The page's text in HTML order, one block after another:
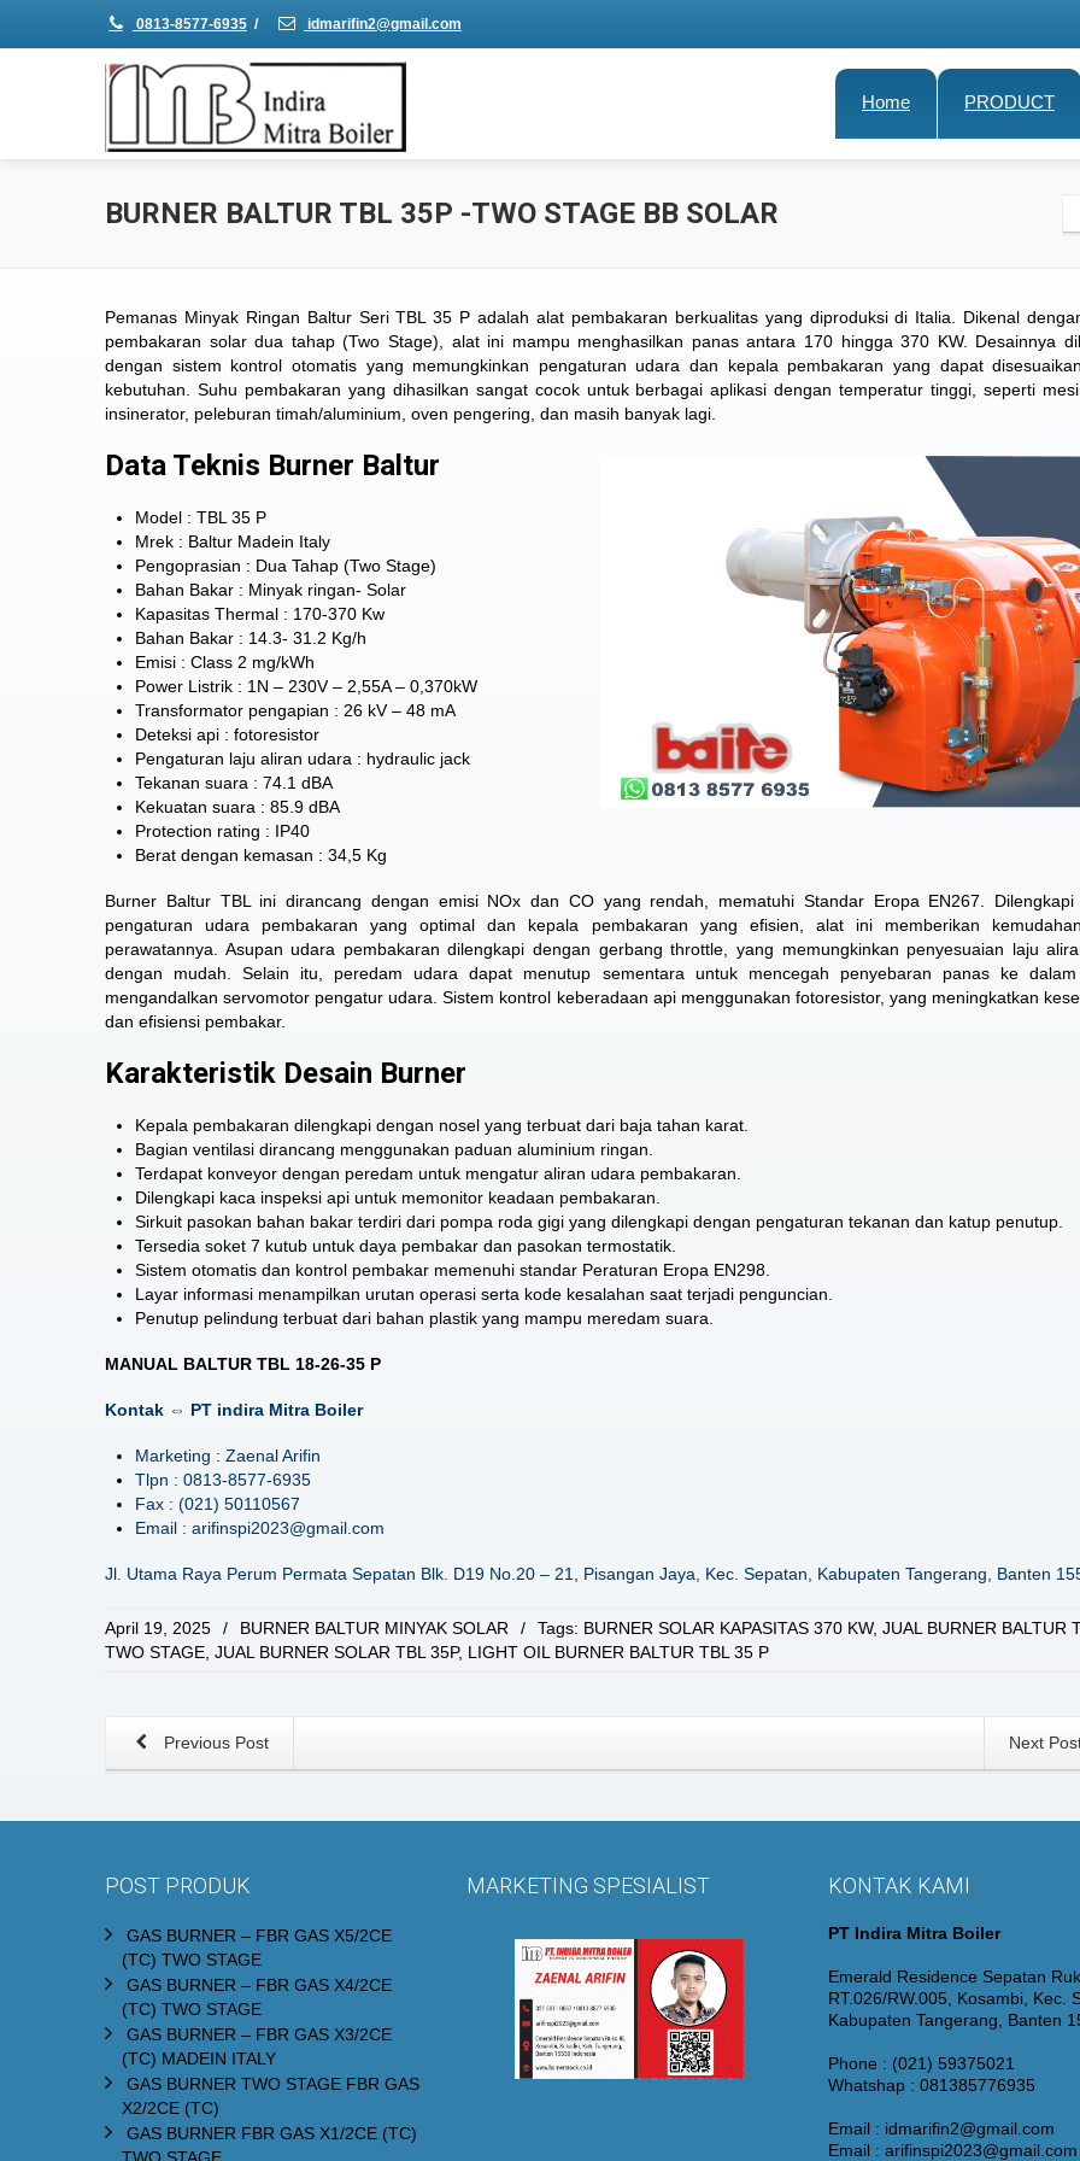
0813-8577-6935 / idmarifin2@gmail.com
Home PRODUCT
BURNER BALTUR TBL 35P -TWO STAGE BB SOLAR
Pemanas Minyak Ringan Baltur Seri TBL 35 P adalah alat pembakaran berkualitas yang diproduksi di Italia. Dikenal
pembakaran solar dua tahap (Two Stage), alat ini mampu menghasilkan panas antara 170 hingga 370 KW. Desainnya
dengan sistem kontrol otomatis yang memungkinkan pengaturan udara dan kepala pembakaran yang dapat
kebutuhan. Suhu pembakaran yang dihasilkan sangat cocok untuk berbagai aplikasi dengan temperatur tinggi, seperti
insinerator, peleburan timah/aluminium, oven pengering, dan masih banyak lagi.
Data Teknis Burner Baltur
Model : TBL 35 P
Mrek : Baltur Madein Italy
Pengoprasian : Dua Tahap (Two Stage)
Bahan Bakar : Minyak ringan- Solar
Kapasitas Thermal : 170-370 Kw
Bahan Bakar : 14.3- 31.2 Kg/h
Emisi : Class 2 mg/kWh
Power Listrik : 1N – 230V – 2,55A – 0,370kW
Transformator pengapian : 26 kV – 48 mA
Deteksi api : fotoresistor
Pengaturan laju aliran udara : hydraulic jack
Tekanan suara : 74.1 dBA
Kekuatan suara : 85.9 dBA
Protection rating : IP40
Berat dengan kemasan : 34,5 Kg
Burner Baltur TBL
ini dirancang dengan emisi NOx dan CO yang rendah, mematuhi Standar Eropa EN267. Dilengkapi
pengaturan udara pembakaran yang optimal dan kepala pembakaran yang efisien, alat ini memberikan
perawatannya. Asupan udara pembakaran dilengkapi dengan gerbang throttle, yang memungkinkan penyesuaian laju
dengan mudah. Selain itu, peredam udara dapat menutup sementara untuk mencegah penyebaran panas ke
mengandalkan servomotor pengatur udara. Sistem kontrol keberadaan api menggunakan fotoresistor, yang meningkatkan
dan efisiensi pembakar.
Karakteristik Desain Burner
Kepala pembakaran dilengkapi dengan nosel yang terbuat dari baja tahan karat.
Bagian ventilasi dirancang menggunakan paduan aluminium ringan.
Terdapat konveyor dengan peredam untuk mengatur aliran udara pembakaran.
Dilengkapi kaca inspeksi api untuk memonitor keadaan pembakaran.
Sirkuit pasokan bahan bakar terdiri dari pompa roda gigi yang dilengkapi dengan pengaturan tekanan dan katup penutup.
Tersedia soket 7 kutub untuk daya pembakar dan pasokan termostatik.
Sistem otomatis dan kontrol pembakar memenuhi standar Peraturan Eropa EN298.
Layar informasi menampilkan urutan operasi serta kode kesalahan saat terjadi penguncian.
Penutup pelindung terbuat dari bahan plastik yang mampu meredam suara.
MANUAL BALTUR TBL 18-26-35 P
Kontak ⇔ PT indira Mitra Boiler
Marketing : Zaenal Arifin
Tlpn : 0813-8577-6935
Fax : (021) 50110567
Email : arifinspi2023@gmail.com
Jl. Utama Raya Perum Permata Sepatan Blk. D19 No.20 – 21, Pisangan Jaya, Kec. Sepatan, Kabupaten Tangerang, Banten
April 19, 2025 / BURNER BALTUR MINYAK SOLAR / Tags: BURNER SOLAR KAPASITAS 370 KW, JUAL BURNER BALTUR
TWO STAGE JUAL BURNER SOLAR TBL 35P, LIGHT OIL BURNER BALTUR TBL 35 P
Next
Previous Post
POST PRODUK
GAS BURNER – FBR GAS X5/2CE
(TC) TWO STAGE
GAS BURNER – FBR GAS X4/2CE
(TC) TWO STAGE
GAS BURNER – FBR GAS X3/2CE
(TC) MADEIN ITALY
GAS BURNER TWO STAGE FBR GAS
X2/2CE (TC)
GAS BURNER FBR GAS X1/2CE (TC)
MARKETING SPESIALIST KONTAK KAMI
PT Indira Mitra Boiler
Emerald Residence Sepatan
RT.026/RW.005, Kosambi, Kec.
Kabupaten Tangerang, Banten
Phone : (021) 59375021
Whatshap : 081385776935
Email : idmarifin2@gmail.com
Email : arifinspi2023@gmail.com